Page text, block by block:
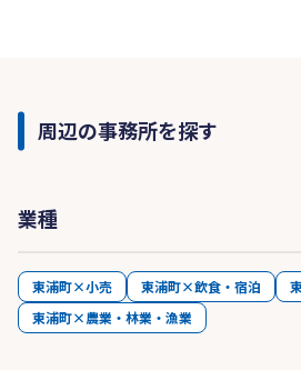
周辺の事務所を探す
業種
東浦町×小売 東浦町×飲食・宿泊
東浦町×農業・林業・漁業